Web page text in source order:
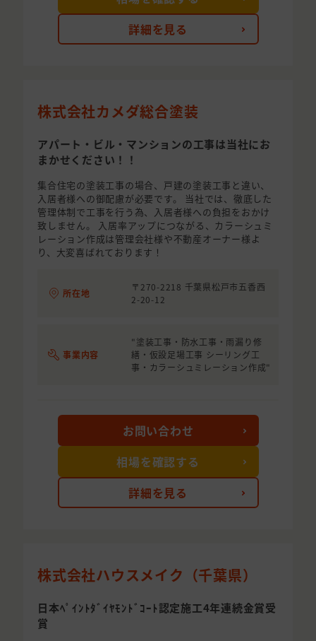
詳細を見る
株式会社カメダ総合塗装
アパート・ビル・マンションの工事は当社にお
まかせください！！
集合住宅の塗装工事の場合、戸建の塗装工事と違い、
入居者様への御配慮が必要です。 当社では、徹底した
管理体制で工事を行う為、入居者様への負担をおかけ
致しません。 入居率アップにつながる、カラーシュミ
レーション作成は管理会社様や不動産オーナー様よ
り、大変喜ばれております！
所在地
〒270-2218 千葉県松戸市五香西
2-20-12
事業内容
"塗装工事・防水工事・雨漏り修
繕・仮設足場工事 シーリング工
事・カラーシュミレーション作成"
詳細を見る
お問い合わせ
相場を確認する
株式会社ハウスメイク（千葉県）
日本ﾍﾟｲﾝﾄﾀﾞｲﾔﾓﾝﾄﾞｺｰﾄ認定施工4年連続金賞受
賞